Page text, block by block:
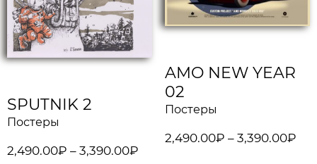
SPUTNIK 2
Постеры
2,490.00₽ – 3,390.00₽
AMO NEW YEAR
02
Постеры
2,490.00₽ – 3,390.00₽